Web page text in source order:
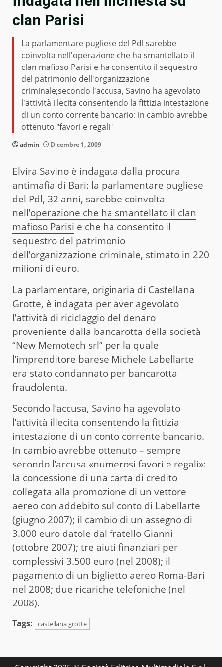
clan Parisi
La parlamentare pugliese del Pdl sarebbe
coinvolta nell'operazione che ha smantellato il
clan mafioso Parisi e ha consentito il sequestro
del patrimonio dell'organizzazione
criminale;secondo l'accusa, Savino ha agevolato
l'attività illecita consentendo la fittizia intestazione
di un conto corrente bancario: in cambio avrebbe
ottenuto "favori e regali"
admin Dicembre 1, 2009
Elvira Savino è indagata dalla procura
antimafia di Bari: la parlamentare pugliese
del Pdl, 32 anni, sarebbe coinvolta
nell’operazione che ha smantellato il clan
mafioso Parisi e che ha consentito il
sequestro del patrimonio
dell’organizzazione criminale, stimato in 220
milioni di euro.
La parlamentare, originaria di Castellana
Grotte, è indagata per aver agevolato
l’attività di riciclaggio del denaro
proveniente dalla bancarotta della società
“New Memotech srl” per la quale
l’imprenditore barese Michele Labellarte
era stato condannato per bancarotta
fraudolenta.
Secondo l’accusa, Savino ha agevolato
l’attività illecita consentendo la fittizia
intestazione di un conto corrente bancario.
In cambio avrebbe ottenuto – sempre
secondo l’accusa «numerosi favori e regali»:
la concessione di una carta di credito
collegata alla promozione di un vettore
aereo con addebito sul conto di Labellarte
(giugno 2007); il cambio di un assegno di
3.000 euro datole dal fratello Gianni
(ottobre 2007); tre aiuti finanziari per
complessivi 3.500 euro (nel 2008); il
pagamento di un biglietto aereo Roma-Bari
nel 2008; due ricariche telefoniche (nel
2008).
Tags: castellana grotte